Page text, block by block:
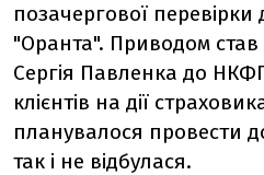
позачергової перевірки
"Оранта". Приводом став
Сергія Павленка до
клієнтів на дії
планувалося провести
так і не відбулася.